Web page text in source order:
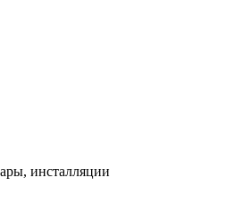
инсталляции